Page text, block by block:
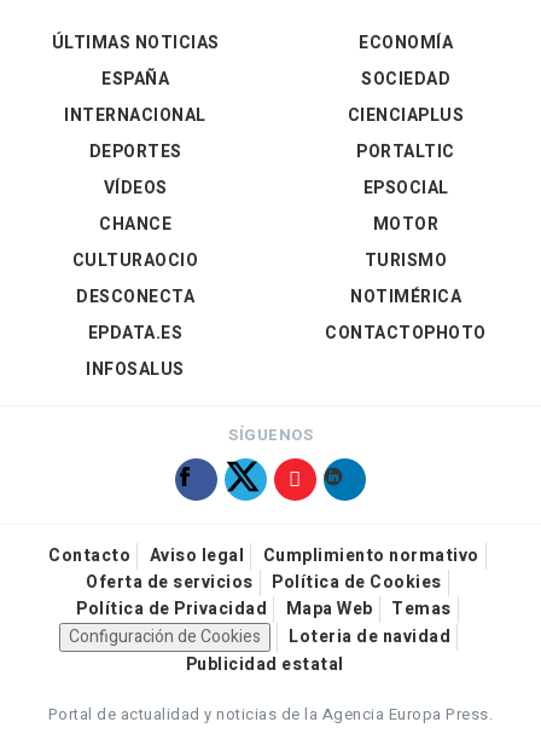
ÚLTIMAS NOTICIAS
ESPAÑA
INTERNACIONAL
DEPORTES
VÍDEOS
ECONOMÍA
SOCIEDAD
CIENCIAPLUS
PORTALTIC
EPSOCIAL
CHANCE
CULTURAOCIO
DESCONECTA
EPDATA.ES
INFOSALUS
MOTOR
TURISMO
NOTIMÉRICA
CONTACTOPHOTO
SÍGUENOS
Contacto Aviso legal
Cumplimiento normativo
Oferta de servicios
Política de Cookies
Política de Privacidad
Mapa Web
Temas
Configuración de Cookies
Loteria de navidad
Publicidad estatal
Portal de actualidad y noticias de la Agencia Europa Press.